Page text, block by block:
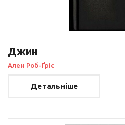
Джин
Ален Роб-Ґріє
Детальніше